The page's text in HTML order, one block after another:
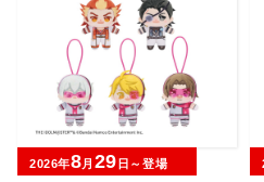
2026年8月 29 日～登場